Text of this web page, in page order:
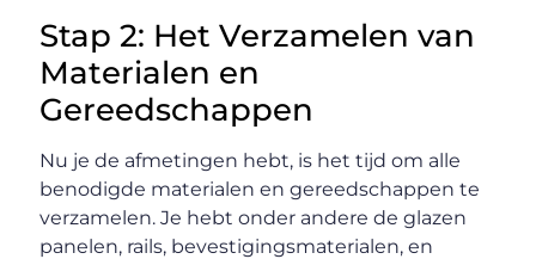
Stap 2: Het Verzamelen van
Materialen en
Gereedschappen
Nu je de afmetingen hebt, is het tijd om alle
benodigde materialen en gereedschappen te
verzamelen. Je hebt onder andere de glazen
panelen, rails, bevestigingsmaterialen, en